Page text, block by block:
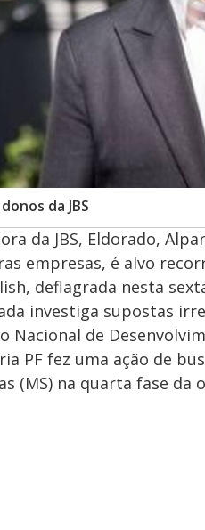
da JBS
da JBS, Eldorado,
empresas, é alvo
deflagrada nesta
investiga supostas
Nacional de
PF fez uma ação de
(MS) na quarta fase